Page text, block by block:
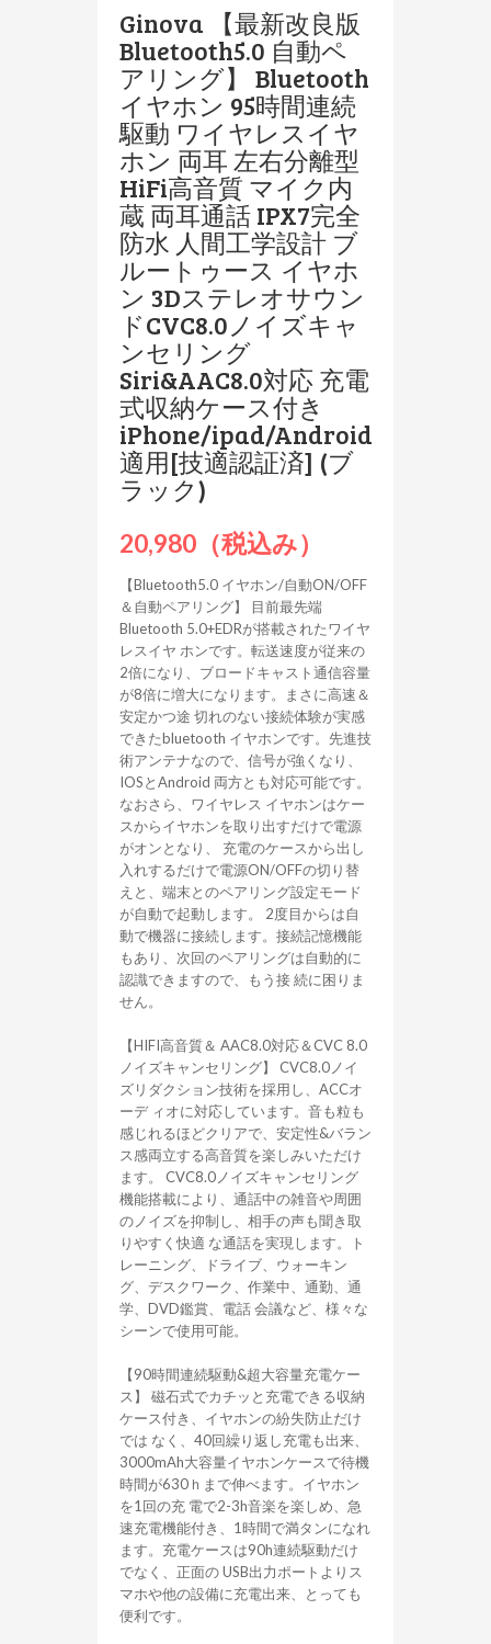
Ginova 【最新改良版
Bluetooth5.0 自動ペ
アリング】 Bluetooth
イヤホン 95時間連続
駆動 ワイヤレスイヤ
ホン 両耳 左右分離型
HiFi高音質 マイク内
蔵 両耳通話 IPX7完全
防水 人間工学設計 ブ
ルートゥース イヤホ
ン 3Dステレオサウン
ドCVC8.0ノイズキャ
ンセリング
Siri&AAC8.0対応 充電
式収納ケース付き
iPhone/ipad/Android
適用[技適認証済] (ブ
ラック)
20,980（税込み）
【Bluetooth5.0 イヤホン/自動ON/OFF
＆自動ペアリング】 目前最先端
Bluetooth 5.0+EDRが搭載されたワイヤ
レスイヤ ホンです。転送速度が従来の
2倍になり、ブロードキャスト通信容量
が8倍に増大になります。まさに高速＆
安定かつ途 切れのない接続体験が実感
できたbluetooth イヤホンです。先進技
術アンテナなので、信号が強くなり、
IOSとAndroid 両方とも対応可能です。
なおさら、ワイヤレス イヤホンはケー
スからイヤホンを取り出すだけで電源
がオンとなり、 充電のケースから出し
入れするだけで電源ON/OFFの切り替
えと、端末とのペアリング設定モード
が自動で起動します。 2度目からは自
動で機器に接続します。接続記憶機能
もあり、次回のペアリングは自動的に
認識できますので、もう接 続に困りま
せん。
【HIFI高音質＆ AAC8.0対応＆CVC 8.0
ノイズキャンセリング】 CVC8.0ノイ
ズリダクション技術を採用し、ACCオ
ーデ ィオに対応しています。音も粒も
感じれるほどクリアで、安定性&バラン
ス感両立する高音質を楽しみいただけ
ます。 CVC8.0ノイズキャンセリング
機能搭載により、通話中の雑音や周囲
のノイズを抑制し、相手の声も聞き取
りやすく快適 な通話を実現します。ト
レーニング、ドライブ、ウォーキン
グ、デスクワーク、作業中、通勤、通
学、DVD鑑賞、電話 会議など、様々な
シーンで使用可能。
【90時間連続駆動&超大容量充電ケー
ス】 磁石式でカチッと充電できる収納
ケース付き、イヤホンの紛失防止だけ
では なく、40回繰り返し充電も出来、
3000mAh大容量イヤホンケースで待機
時間が630ｈまで伸べます。イヤホン
を1回の充 電で2-3h音楽を楽しめ、急
速充電機能付き、1時間で満タンになれ
ます。充電ケースは90h連続駆動だけ
でなく、正面の USB出力ポートよりス
マホや他の設備に充電出来、とっても
便利です。